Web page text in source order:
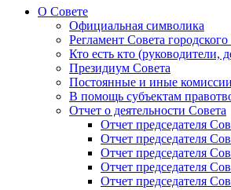
О Совете
Официальная символика
Регламент Совета городского
Кто есть кто (руководители,
Президиум Совета
Постоянные и иные
В помощь субъектам
Отчет о деятельности Совета
Отчет председателя
Отчет председателя
Отчет председателя
Отчет председателя
Отчет председателя